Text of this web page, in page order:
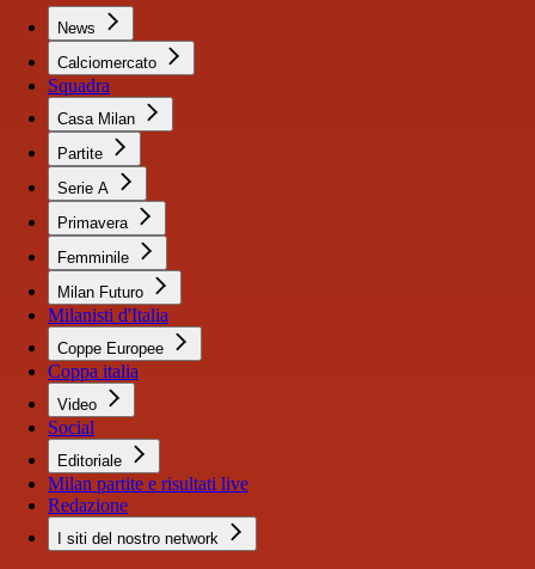
News
Calciomercato
Squadra
Casa Milan
Partite
Serie A
Primavera
Femminile
Milan Futuro
Milanisti d'Italia
Coppe Europee
Coppa italia
Video
Social
Editoriale
Milan partite e risultati live
Redazione
I siti del nostro network